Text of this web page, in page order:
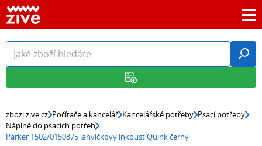
zbozi.zive.cz Počítače a kancelář Kancelářské potřeby Psací potřeby
Náplně do psacích potřeb
Parker 1502/0150375 lahvičkový inkoust Quink černý